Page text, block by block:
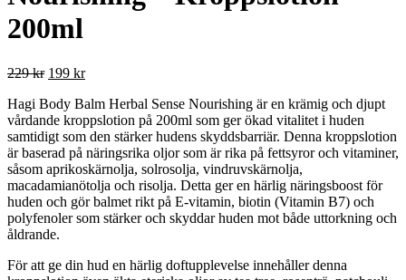
200ml
229kr Det
priset
var:
229 kr.
199 krDet
priset
är:
199 kr.
Hagi Body Balm Herbal Sense Nourishing är en krämig och djupt
vårdande kroppslotion på 200ml som ger ökad vitalitet i huden
samtidigt som den stärker hudens skyddsbarriär. Denna kroppslotion
är baserad på näringsrika oljor som är rika på fettsyror och vitaminer,
såsom aprikoskärnolja, solrosolja, vindruvskärnolja,
macadamianötolja och risolja. Detta ger en härlig näringsboost för
huden och gör balmet rikt på E-vitamin, biotin (Vitamin B7) och
polyfenoler som stärker och skyddar huden mot både uttorkning och
åldrande.
För att ge din hud en härlig doftupplevelse innehåller denna